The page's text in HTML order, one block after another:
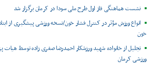
نشست هماهنگی فاز اول طرح ملی سودا در کرمان برگزار شد
انواع ورزش مؤثر در کنترل فشار خون/نسخه ورزشی پیشگیری از
خون
تجلیل از خانواده شهید ورزشکار احمدرضا صفری زاده توسط هیات
ورزشی کرمان